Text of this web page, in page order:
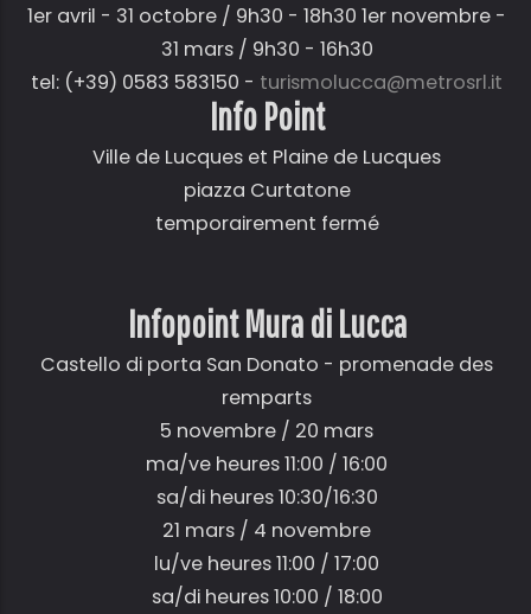
1er avril - 31 octobre / 9h30 - 18h30 1er novembre -
31 mars / 9h30 - 16h30
tel: (+39) 0583 583150 - turismolucca@metrosrl.it
Info Point
Ville de Lucques et Plaine de Lucques
piazza Curtatone
temporairement fermé
Infopoint Mura di Lucca
Castello di porta San Donato - promenade des
remparts
5 novembre / 20 mars
ma/ve heures 11:00 / 16:00
sa/di heures 10:30/16:30
21 mars / 4 novembre
lu/ve heures 11:00 / 17:00
sa/di heures 10:00 / 18:00